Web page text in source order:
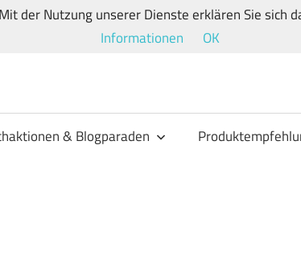
& Blogparaden
der Nutzung unserer Dienste erklären Sie sich
Informationen
OK